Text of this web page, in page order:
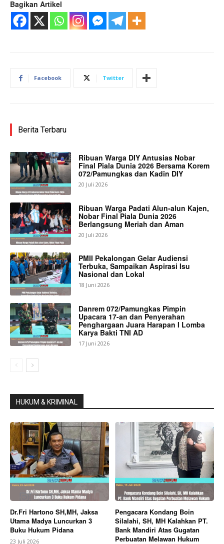
Bagikan Artikel
Facebook Twitter
Berita Terbaru
Ribuan Warga DIY Antusias Nobar
Final Piala Dunia 2026 Bersama Korem
072/Pamungkas dan Kadin DIY
20 Juli 2026
Ribuan Warga Padati Alun-alun Kajen,
Nobar Final Piala Dunia 2026
Berlangsung Meriah dan Aman
20 Juli 2026
PMII Pekalongan Gelar Audiensi
Terbuka, Sampaikan Aspirasi Isu
Nasional dan Lokal
18 Juni 2026
Danrem 072/Pamungkas Pimpin
Upacara 17-an dan Penyerahan
Penghargaan Juara Harapan I Lomba
Karya Bakti TNI AD
17 Juni 2026
HUKUM & KRIMINAL
Dr.Fri Hartono SH,MH, Jaksa
Utama Madya Luncurkan 3
Buku Hukum Pidana
23 Juli 2026
Pengacara Kondang Boin
Silalahi, SH, MH Kalahkan PT.
Bank Mandiri Atas Gugatan
Perbuatan Melawan Hukum